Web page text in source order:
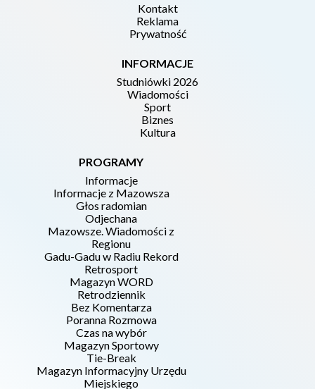
Kontakt
Reklama
Prywatność
INFORMACJE
Studniówki 2026
Wiadomości
Sport
Biznes
Kultura
PROGRAMY
Informacje
Informacje z Mazowsza
Głos radomian
Odjechana
Mazowsze. Wiadomości z
Regionu
Gadu-Gadu w Radiu Rekord
Retrosport
Magazyn WORD
Retrodziennik
Bez Komentarza
Poranna Rozmowa
Czas na wybór
Magazyn Sportowy
Tie-Break
Magazyn Informacyjny Urzędu
Miejskiego